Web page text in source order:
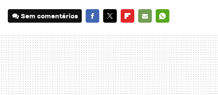
Sem comentários
MAIL